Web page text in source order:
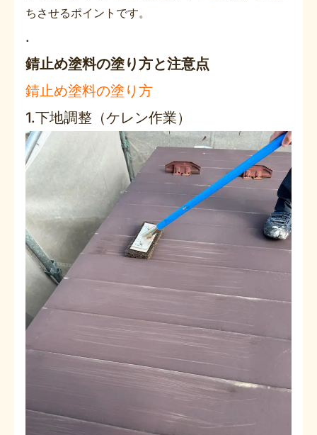
ちさせるポイントです。
.
錆止め塗料の塗り方と注意点
錆止め塗料の塗り方
1.下地調整（ケレン作業）